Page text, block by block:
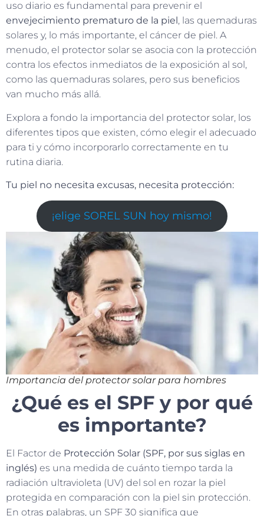
uso diario es fundamental para prevenir el
envejecimiento prematuro de la piel , las quemaduras
solares y, lo más importante, el cáncer de piel. A
menudo, el protector solar se asocia con la protección
contra los efectos inmediatos de la exposición al sol,
como las quemaduras solares, pero sus beneficios
van mucho más allá.
Explora a fondo la importancia del protector solar, los
diferentes tipos que existen, cómo elegir el adecuado
para ti y cómo incorporarlo correctamente en tu
rutina diaria.
Tu piel no necesita excusas, necesita protección:
¡elige SOREL SUN hoy mismo!
Importancia del protector solar para hombres
¿Qué es el SPF y por qué
es importante?
El Factor de Protección Solar (SPF, por sus siglas en
inglés) es una medida de cuánto tiempo tarda la
radiación ultravioleta (UV) del sol en rozar la piel
protegida en comparación con la piel sin protección.
En otras palabras, un SPF 30 significa que